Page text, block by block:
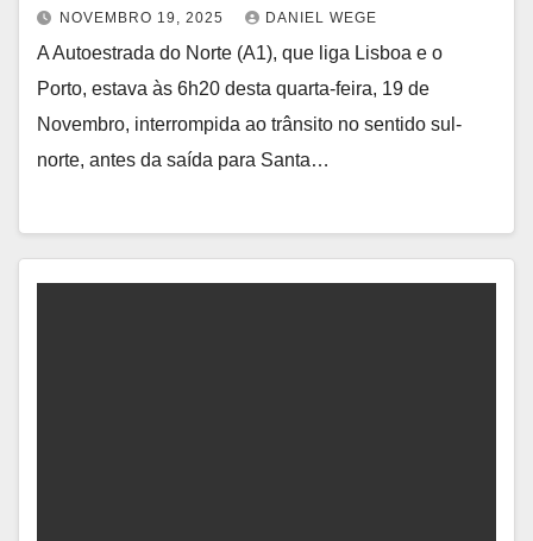
NOVEMBRO 19, 2025 DANIEL WEGE
A Autoestrada do Norte (A1), que liga Lisboa e o
Porto, estava às 6h20 desta quarta-feira, 19 de
Novembro, interrompida ao trânsito no sentido sul-
norte, antes da saída para Santa…